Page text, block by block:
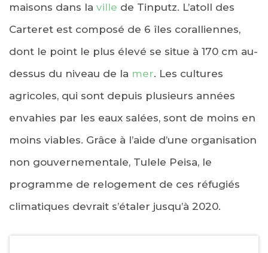
maisons dans la ville de Tinputz. L’atoll des
Carteret est composé de 6 îles coralliennes,
dont le point le plus élevé se situe à 170 cm au-
dessus du niveau de la mer. Les cultures
agricoles, qui sont depuis plusieurs années
envahies par les eaux salées, sont de moins en
moins viables. Grâce à l’aide d’une organisation
non gouvernementale, Tulele Peisa, le
programme de relogement de ces réfugiés
climatiques devrait s’étaler jusqu’à 2020.